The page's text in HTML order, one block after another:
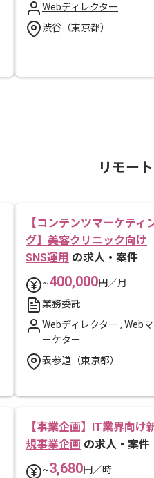
Webディレクター
渋谷（東京都）
リモー
【コンテンツマーケティ
グ】美容クリニック向け
SNS運用 の求人・案件
~400,000円／月
業務委託
Webディレクター , Webマ
ーケター
表参道（東京都）
【事業企画】IT業界向け
規事業企画 の求人・案件
~3,680円／時